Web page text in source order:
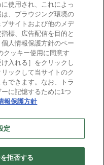
専用）
使用され、これによっ
、ブラウジング環境の
サイトおよび他のメデ
標、広告配信を目的と
人情報保護方針のペー
クッキー使用に同意す
入れる］をクリックし
ックして当サイトのク
できます。なお、トラ
に記憶するために1つ
報保護方針
定
拒否する